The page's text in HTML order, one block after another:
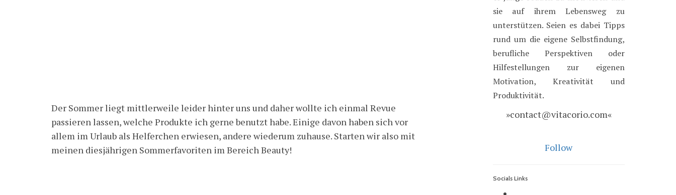
Der Sommer liegt mittlerweile leider hinter uns und daher wollte ich einmal Revue
passieren lassen, welche Produkte ich gerne benutzt habe. Einige davon haben sich vor
allem im Urlaub als Helferchen erwiesen, andere wiederum zuhause. Starten wir also mit
meinen diesjährigen Sommerfavoriten im Bereich Beauty!
sie auf ihrem Lebensweg zu
unterstützen. Seien es dabei Tipps
rund um die eigene Selbstfindung,
berufliche Perspektiven oder
Hilfestellungen zur eigenen
Motivation, Kreativität und
Produktivität.
»contact@vitacorio.com«
Follow
Socials Links